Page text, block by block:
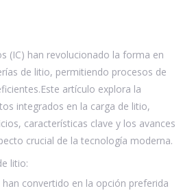
(IC) han revolucionado la forma en
de litio, permitiendo procesos de
artículo explora la
integrados en la carga de litio,
características clave y los avances
crucial de la tecnología moderna.
litio:
convertido en la opción preferida